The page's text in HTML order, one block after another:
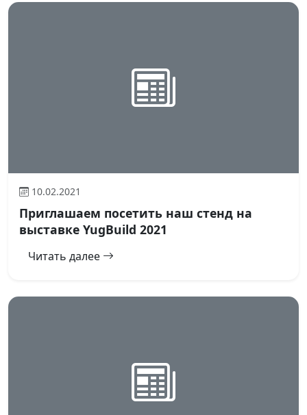
10.02.2021
Приглашаем посетить наш стенд на
выставке YugBuild 2021
Читать далее